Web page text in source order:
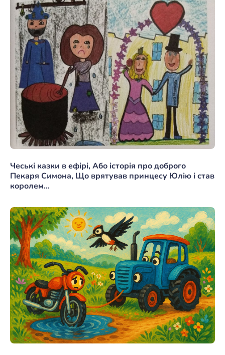
Чеські казки в ефірі, Або історія про доброго
Пекаря Симона, Що врятував принцесу Юлію і став
королем…